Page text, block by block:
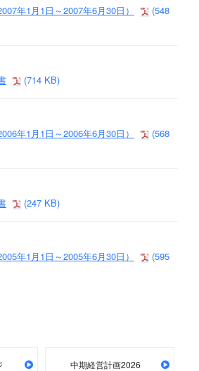
年1月1日～2007年6月30日）
(548
(714 KB)
年1月1日～2006年6月30日）
(568
(247 KB)
年1月1日～2005年6月30日）
(595
中期経営計画2026